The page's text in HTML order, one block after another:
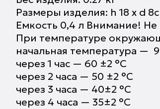
Размеры изделия: h 18 x d
Емкость 0,4 л Внимание!
При температуре
начальная температура —
через 1 час — 60 ±2 °С
через 2 часа — 50 ±2 °С
через 3 часа — 40±2 °С
через 4 часа — 35±2 °С